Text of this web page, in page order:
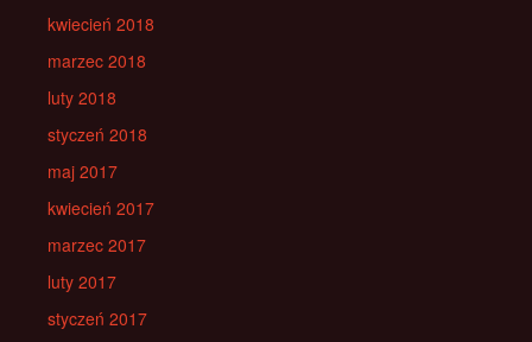
kwiecień 2018
marzec 2018
luty 2018
styczeń 2018
maj 2017
kwiecień 2017
marzec 2017
luty 2017
styczeń 2017